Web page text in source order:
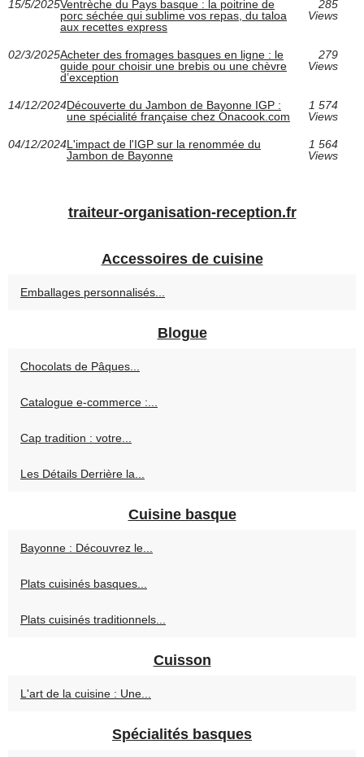
15/5/2025Ventrèche du Pays basque : la poitrine de
porc séchée qui sublime vos repas, du taloa
aux recettes express
285
Views
02/3/2025Acheter des fromages basques en ligne : le
guide pour choisir une brebis ou une chèvre
d’exception
279
Views
14/12/2024Découverte du Jambon de Bayonne IGP :
une spécialité française chez Onacook.com
1 574
Views
04/12/2024L'impact de l'IGP sur la renommée du
Jambon de Bayonne
1 564
Views
traiteur-organisation-reception.fr
Accessoires de cuisine
Emballages personnalisés...
Blogue
Chocolats de Pâques...
Catalogue e‑commerce :...
Cap tradition : votre...
Les Détails Derrière la...
Cuisine basque
Bayonne : Découvrez le...
Plats cuisinés basques...
Plats cuisinés traditionnels...
Cuisson
L'art de la cuisine : Une...
Spécialités basques